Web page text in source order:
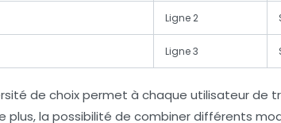
Ligne 2
Ligne 3
de choix permet à chaque utilisateur de
plus, la possibilité de combiner différents